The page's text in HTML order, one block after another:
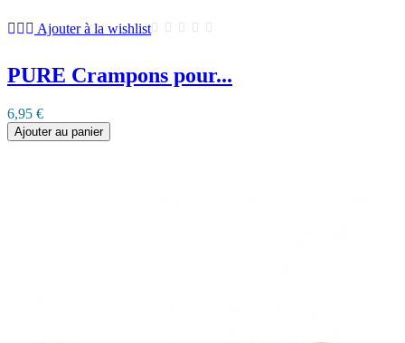
Ajouter à la wishlist
PURE Crampons pour...
6,95 €
Ajouter au panier